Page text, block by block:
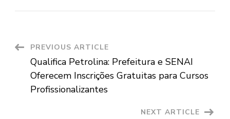
Post
Navigation
PREVIOUS ARTICLE
Qualifica Petrolina: Prefeitura e SENAI
Oferecem Inscrições Gratuitas para Cursos
Profissionalizantes
NEXT ARTICLE